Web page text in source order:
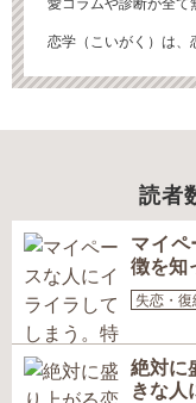
恋学（こいがく）は、
読者
マイ
徴を知
失恋・復
絶対に
きな人